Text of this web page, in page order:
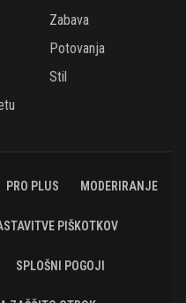
Zabava
Potovanja
Stil
PRO PLUS MODERIRANJE
PIŠKOTKOV
SPLOŠNI POGOJI